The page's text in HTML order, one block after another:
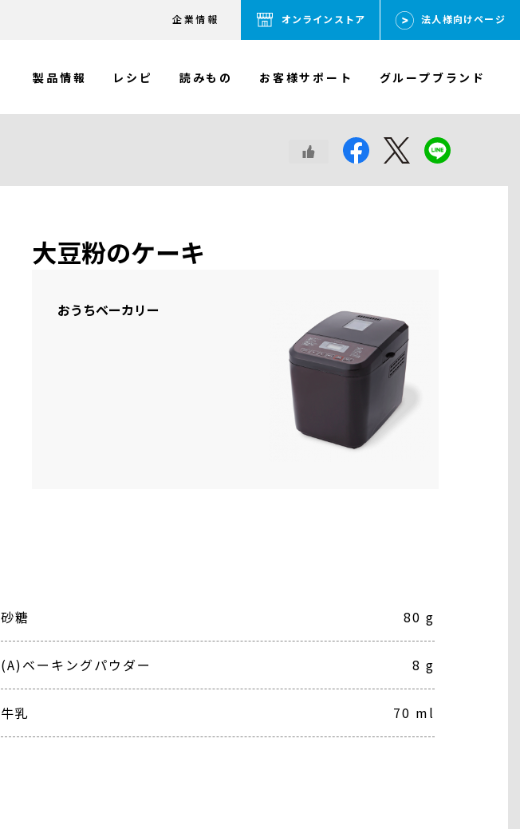
企業情報 オンラインストア 法人様向けページ
製品情報 レシピ 読みもの お客様サポート グループブランド
大豆粉のケーキ
おうちベーカリー
砂糖 80 g
(A)ベーキングパウダー 8 g
牛乳 70 ml